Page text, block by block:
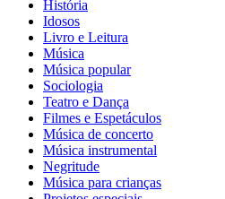
História
Idosos
Livro e Leitura
Música
Música popular
Sociologia
Teatro e Dança
Filmes e Espetáculos
Música de concerto
Música instrumental
Negritude
Música para crianças